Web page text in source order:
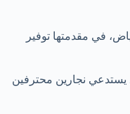
في مقدمتها توفير
يستدعي نجارين محترفين